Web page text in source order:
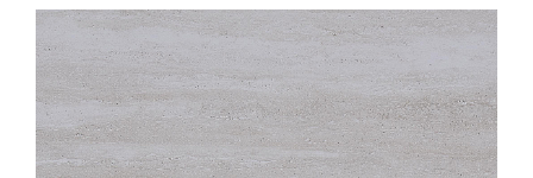
VERSANDKOSTENFREIE LIEFERUNG
PERSÖNLICHE BERATUNG